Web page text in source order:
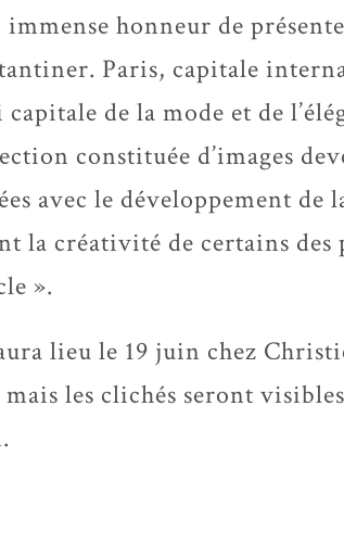
immense honneur de
Paris, capitale
de la mode et de
constituée d’images
avec le développement de
la créativité de certains des
».
lieu le 19 juin chez
les clichés seront